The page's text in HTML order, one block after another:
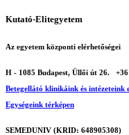
Kutató-Elitegyetem
Az egyetem központi elérhetőségei
H - 1085 Budapest, Üllői út 26.
Betegellátó klinikáink és intézeteink
Egységeink térképen
SEMEDUNIV (KRID: 648905308)